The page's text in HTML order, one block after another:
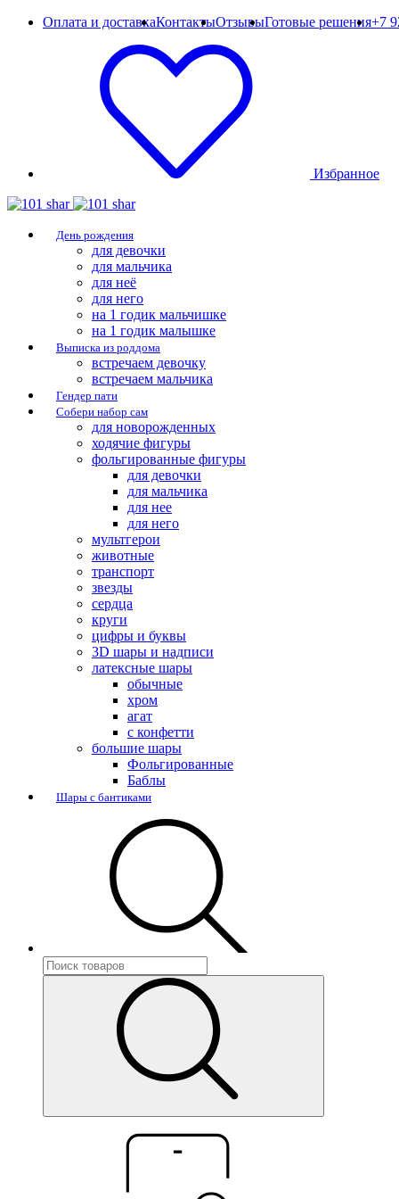
Оплата и доставкаКонтактыОтзывыГотовые решения+7
Избранное
День рождения
для девочки
для мальчика
для неё
для него
на 1 годик мальчишке
на 1 годик малышке
Выписка из роддома
встречаем девочку
встречаем мальчика
Гендер пати
Собери набор сам
для новорожденных
ходячие фигуры
фольгированные фигуры
для девочки
для мальчика
для нее
для него
мультгерои
животные
транспорт
звезды
сердца
круги
цифры и буквы
3D шары и надписи
латексные шары
обычные
хром
агат
с конфетти
большие шары
Фольгированные
Баблы
Шары с бантиками